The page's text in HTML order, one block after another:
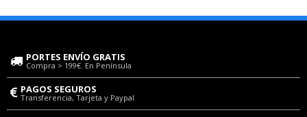
PORTES ENVÍO GRATIS
Compra > 199€. En Península
PAGOS SEGUROS
Transferencia, Tarjeta y Paypal